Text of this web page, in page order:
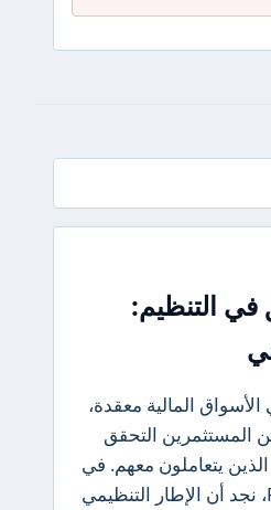
التنظيم:
الأسواق المالية معقدة،
المستثمرين التحقق
يتعاملون معهم. في
حالة PM Financials، نجد أن الإطار التنظيمي